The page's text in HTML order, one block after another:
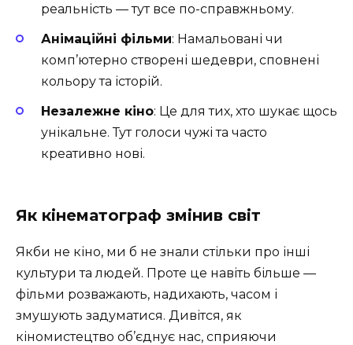
реальність — тут все по-справжньому.
Анімаційні фільми: Намальовані чи
комп’ютерно створені шедеври, сповнені
кольору та історій.
Незалежне кіно: Це для тих, хто шукає щось
унікальне. Тут голоси чужі та часто
креативно нові.
Як кінематограф змінив світ
Якби не кіно, ми б не знали стільки про інші
культури та людей. Проте це навіть більше —
фільми розважають, надихають, часом і
змушують задуматися. Дивітся, як
кіномистецтво об’єднує нас, сприяючи